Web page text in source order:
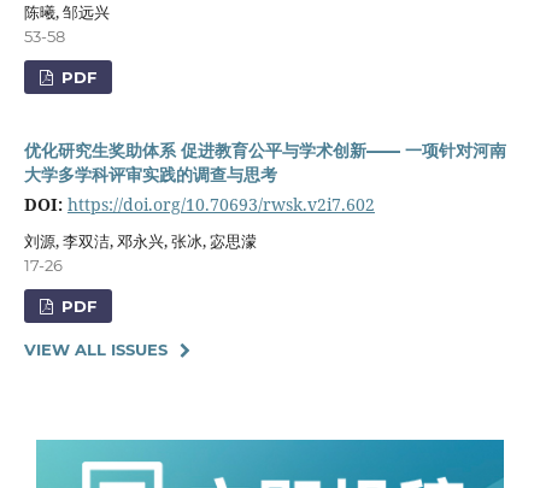
陈曦, 邹远兴
53-58
PDF
优化研究生奖助体系 促进教育公平与学术创新—— 一项针对河南
大学多学科评审实践的调查与思考
DOI: https://doi.org/10.70693/rwsk.v2i7.602
刘源, 李双洁, 邓永兴, 张冰, 宓思濛
17-26
PDF
VIEW ALL ISSUES